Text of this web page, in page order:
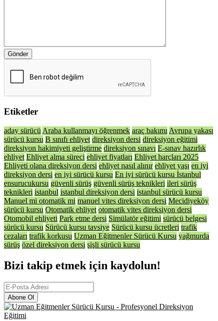
Gönder
Etiketler
aday sürücü Araba kullanmayı öğrenmek araç bakımı Avrupa yakası
sürücü kursu B sınıfı ehliyet direksiyon dersi direksiyon eğitimi
direksiyon hakimiyeti geliştirme direksiyon sınavı E-sınav hazırlık
ehliyet Ehliyet alma süreci ehliyet fiyatları Ehliyet harçları 2025
Ehliyeti olana direksiyon dersi ehliyet nasıl alınır ehliyet yaşı en iyi
direksiyon dersi en iyi sürücü kursu En iyi sürücü kursu İstanbul
ensurucukursu güvenli sürüş güvenli sürüş teknikleri ileri sürüş
teknikleri istanbul istanbul direksiyon dersi istanbul sürücü kursu
Manuel mi otomatik mi manuel vites direksiyon dersi Mecidiyeköy
sürücü kursu Otomatik ehliyet otomatik vites direksiyon dersi
Otomobil ehliyeti Park etme dersi Simülatör eğitimi sürücü belgesi
sürücü kursu Sürücü kursu tavsiye Sürücü kursu ücretleri trafik
cezaları trafik korkusu Uzman Eğitmenler Sürücü Kursu yağmurda
sürüş özel direksiyon dersi şişli sürücü kursu
Bizi takip etmek için kaydolun!
Abone Ol